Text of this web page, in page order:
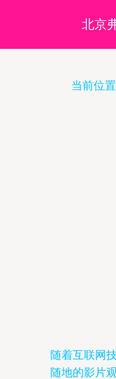
北京
当前位置
随着互联网
随地的影片